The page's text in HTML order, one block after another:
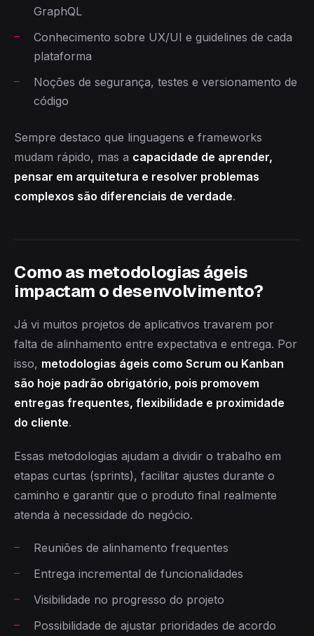
GraphQL
Conhecimento sobre UX/UI e guidelines de cada
plataforma
Noções de segurança, testes e versionamento de
código
Sempre destaco que linguagens e frameworks
mudam rápido, mas a capacidade de aprender,
pensar em arquitetura e resolver problemas
complexos são diferenciais de verdade.
Como as metodologias ágeis
impactam o desenvolvimento?
Já vi muitos projetos de aplicativos travarem por
falta de alinhamento entre expectativa e entrega. Por
isso, metodologias ágeis como Scrum ou Kanban
são hoje padrão obrigatório, pois promovem
entregas frequentes, flexibilidade e proximidade
do cliente.
Essas metodologias ajudam a dividir o trabalho em
etapas curtas (sprints), facilitar ajustes durante o
caminho e garantir que o produto final realmente
atenda à necessidade do negócio.
Reuniões de alinhamento frequentes
Entrega incremental de funcionalidades
Visibilidade no progresso do projeto
Possibilidade de ajustar prioridades de acordo